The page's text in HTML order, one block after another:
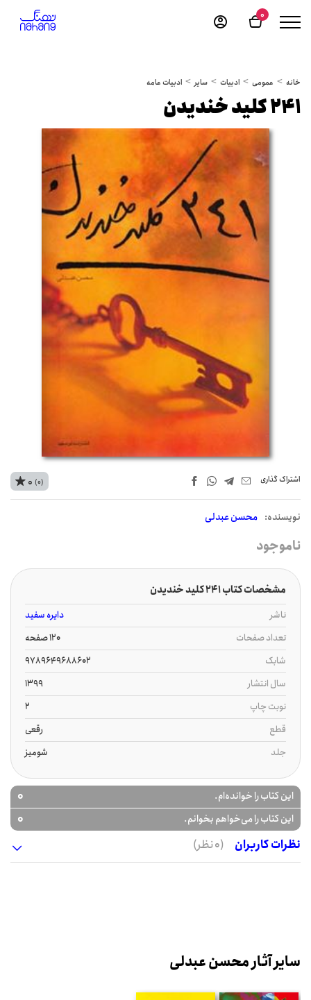
0
خانه عمومی ادبیات سایر ادبیات عامه
241 کلید خندیدن
اشتراک‌ گذاری
نويسنده: محسن عبدلی
0 (0)
ناموجود
مشخصات کتاب 241 کلید خندیدن
ناشر
دایره سفید
تعداد صفحات
120 صفحه
شابک
9789649688602
سال انتشار
1399
نوبت چاپ
2
قطع
رقعی
جلد
شومیز
این کتاب را خوانده‌ام. 0
این کتاب را می‌خواهم بخوانم.
0
نظرات کاربران
(0 نظر)
سایر آثار محسن عبدلی